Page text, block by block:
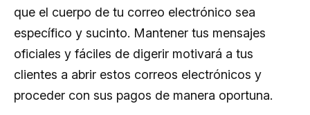
que el cuerpo de tu correo electrónico sea
específico y sucinto. Mantener tus mensajes
oficiales y fáciles de digerir motivará a tus
clientes a abrir estos correos electrónicos y
proceder con sus pagos de manera oportuna.